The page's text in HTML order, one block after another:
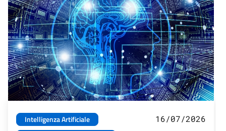
Intelligenza Artificiale
16/07/2026